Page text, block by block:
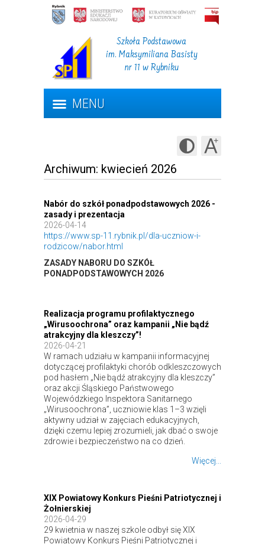
Szkoła Podstawowa
im. Maksymiliana Basisty
nr 11 w Rybniku
MENU
Archiwum: kwiecień 2026
Nabór do szkół ponadpodstawowych 2026 -
zasady i prezentacja
2026-04-14
https://www.sp-11.rybnik.pl/dla-uczniow-i-
rodzicow/nabor.html
ZASADY NABORU DO SZKÓŁ
PONADPODSTAWOWYCH 2026
Realizacja programu profilaktycznego
„Wirusoochrona” oraz kampanii „Nie bądź
atrakcyjny dla kleszczy”!
2026-04-21
W ramach udziału w kampanii informacyjnej
dotyczącej profilaktyki chorób odkleszczowych
pod hasłem „Nie bądź atrakcyjny dla kleszczy”
oraz akcji Śląskiego Państwowego
Wojewódzkiego Inspektora Sanitarnego
„Wirusoochrona”, uczniowie klas 1–3 wzięli
aktywny udział w zajęciach edukacyjnych,
dzięki czemu lepiej zrozumieli, jak dbać o swoje
zdrowie i bezpieczeństwo na co dzień.
Więcej...
XIX Powiatowy Konkurs Pieśni Patriotycznej i
Żołnierskiej
2026-04-29
29 kwietnia w naszej szkole odbył się XIX
Powiatowy Konkurs Pieśni Patriotycznej i